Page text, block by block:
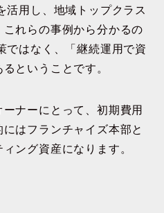
活用し、地域トップクラス
れらの事例から分かるの
ではなく、「継続運用で資
ということです。
ナーにとって、初期費用
はフランチャイズ本部と
ング資産になります。